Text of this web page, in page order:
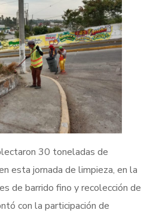
30 toneladas de
esta jornada de limpieza, en la
de barrido fino y recolección de
con la participación de